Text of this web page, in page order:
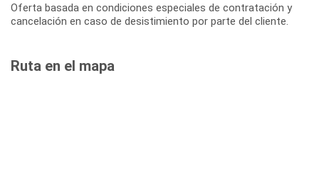
Oferta basada en condiciones especiales de contratación y
cancelación en caso de desistimiento por parte del cliente.
Ruta en el mapa